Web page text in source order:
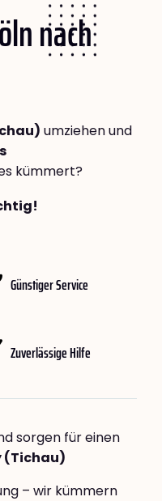
nach
umziehen und
kümmert?
Günstiger Service
Zuverlässige Hilfe
sorgen für einen
(Tichau)
– wir kümmern